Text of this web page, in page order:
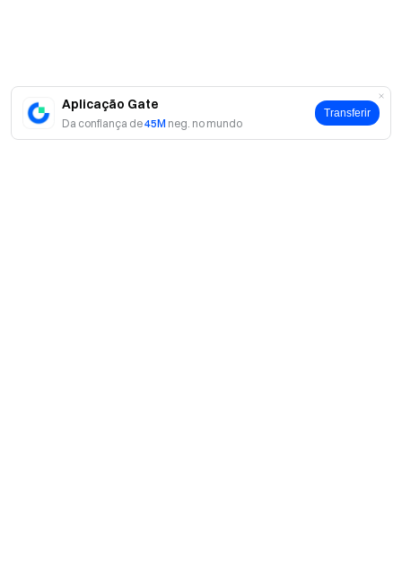
Aplicação Gate
Da confiança de45M neg. no mundo
Transferir